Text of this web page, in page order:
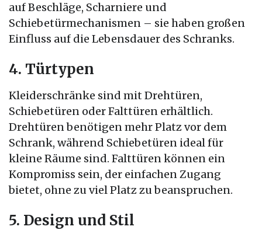
auf Beschläge, Scharniere und
Schiebetürmechanismen – sie haben großen
Einfluss auf die Lebensdauer des Schranks.
4. Türtypen
Kleiderschränke sind mit Drehtüren,
Schiebetüren oder Falttüren erhältlich.
Drehtüren benötigen mehr Platz vor dem
Schrank, während Schiebetüren ideal für
kleine Räume sind. Falttüren können ein
Kompromiss sein, der einfachen Zugang
bietet, ohne zu viel Platz zu beanspruchen.
5. Design und Stil